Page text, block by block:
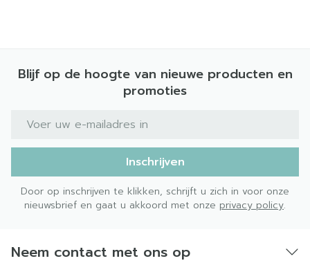
Blijf op de hoogte van nieuwe producten en
promoties
E-mail adres
Inschrijven
Door op inschrijven te klikken, schrijft u zich in voor onze
nieuwsbrief en gaat u akkoord met onze privacy policy.
Neem contact met ons op